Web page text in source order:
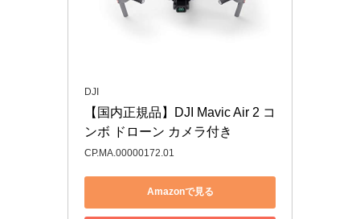
DJI
【国内正規品】DJI Mavic Air 2 コ
ンボ ドローン カメラ付き
CP.MA.00000172.01
Amazonで見る